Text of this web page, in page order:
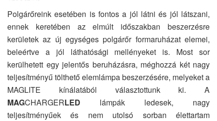
Polgárőreink esetében is fontos a jól látni és jól látszani,
ennek keretében az elmúlt időszakban beszerzésre
kerületek az új egységes polgárőr formaruházat elemei,
beleértve a jól láthatósági mellényeket is. Most sor
kerülhetett egy jelentős beruházásra, méghozzá két nagy
teljesítményű tölthető elemlámpa beszerzésére, melyeket a
MAGLITE kínálatából választottunk ki. A
MAGCHARGERLED lámpák ledesek, nagy
teljesítményűek és nem utolsó sorban élettartam